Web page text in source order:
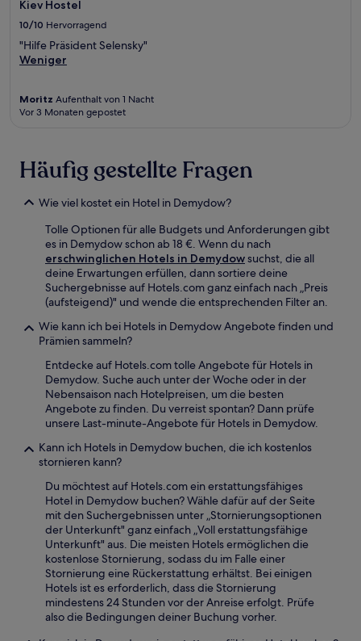
Kiev Hostel
10/10 Hervorragend
"Hilfe Präsident Selensky"
Weniger
Moritz Aufenthalt von 1 Nacht
Vor 3 Monaten gepostet
Häufig gestellte Fragen
Wie viel kostet ein Hotel in Demydow?
Tolle Optionen für alle Budgets und Anforderungen gibt
es in Demydow schon ab 18 €. Wenn du nach
erschwinglichen Hotels in Demydowsuchst, die all
deine Erwartungen erfüllen, dann sortiere deine
Suchergebnisse auf Hotels.com ganz einfach nach „Preis
(aufsteigend)" und wende die entsprechenden Filter an.
Wie kann ich bei Hotels in Demydow Angebote finden und
Prämien sammeln?
Entdecke auf Hotels.com tolle Angebote für Hotels in
Demydow. Suche auch unter der Woche oder in der
Nebensaison nach Hotelpreisen, um die besten
Angebote zu finden. Du verreist spontan? Dann prüfe
unsere Last-minute-Angebote für Hotels in Demydow.
Kann ich Hotels in Demydow buchen, die ich kostenlos
stornieren kann?
Du möchtest auf Hotels.com ein erstattungsfähiges
Hotel in Demydow buchen? Wähle dafür auf der Seite
mit den Suchergebnissen unter „Stornierungsoptionen
der Unterkunft" ganz einfach „Voll erstattungsfähige
Unterkunft" aus. Die meisten Hotels ermöglichen die
kostenlose Stornierung, sodass du im Falle einer
Stornierung eine Rückerstattung erhältst. Bei einigen
Hotels ist es erforderlich, dass die Stornierung
mindestens 24 Stunden vor der Anreise erfolgt. Prüfe
also die Bedingungen deiner Buchung vorher.